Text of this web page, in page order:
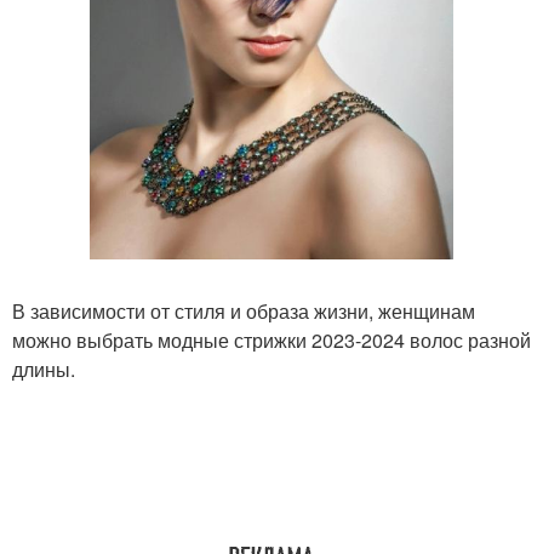
В зависимости от стиля и образа жизни, женщинам
можно выбрать модные стрижки 2023-2024 волос разной
длины.